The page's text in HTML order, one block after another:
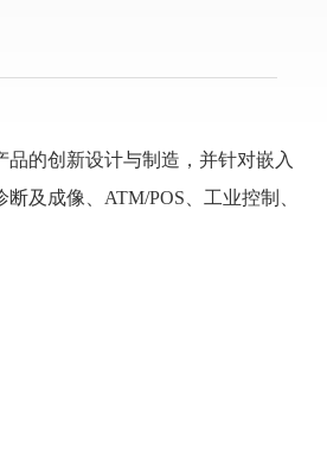
的创新设计与制造，并针对嵌入
及成像、ATM/POS、工业控制、